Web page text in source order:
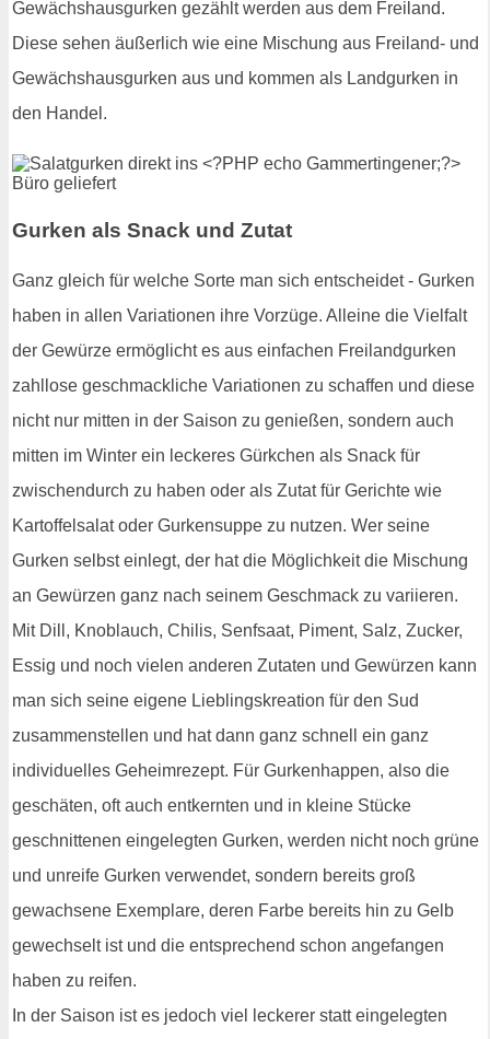
Gewächshausgurken gezählt werden aus dem Freiland.
Diese sehen äußerlich wie eine Mischung aus Freiland- und
Gewächshausgurken aus und kommen als Landgurken in
den Handel.
Gurken als Snack und Zutat
Ganz gleich für welche Sorte man sich entscheidet - Gurken
haben in allen Variationen ihre Vorzüge. Alleine die Vielfalt
der Gewürze ermöglicht es aus einfachen Freilandgurken
zahllose geschmackliche Variationen zu schaffen und diese
nicht nur mitten in der Saison zu genießen, sondern auch
mitten im Winter ein leckeres Gürkchen als Snack für
zwischendurch zu haben oder als Zutat für Gerichte wie
Kartoffelsalat oder Gurkensuppe zu nutzen. Wer seine
Gurken selbst einlegt, der hat die Möglichkeit die Mischung
an Gewürzen ganz nach seinem Geschmack zu variieren.
Mit Dill, Knoblauch, Chilis, Senfsaat, Piment, Salz, Zucker,
Essig und noch vielen anderen Zutaten und Gewürzen kann
man sich seine eigene Lieblingskreation für den Sud
zusammenstellen und hat dann ganz schnell ein ganz
individuelles Geheimrezept. Für Gurkenhappen, also die
geschäten, oft auch entkernten und in kleine Stücke
geschnittenen eingelegten Gurken, werden nicht noch grüne
und unreife Gurken verwendet, sondern bereits groß
gewachsene Exemplare, deren Farbe bereits hin zu Gelb
gewechselt ist und die entsprechend schon angefangen
haben zu reifen.
In der Saison ist es jedoch viel leckerer statt eingelegten